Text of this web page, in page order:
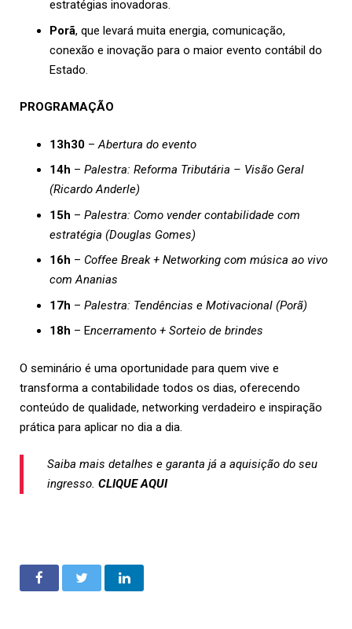
estratégias inovadoras.
Porã, que levará muita energia, comunicação,
conexão e inovação para o maior evento contábil do
Estado.
PROGRAMAÇÃO
13h30–Abertura do evento
14h – Palestra: Reforma Tributária – Visão Geral
(Ricardo Anderle)
15h – Palestra: Como vender contabilidade com
estratégia (Douglas Gomes)
16h – Coffee Break + Networking com música ao vivo
com Ananias
17h – Palestra: Tendências e Motivacional (Porã)
18h – Encerramento + Sorteio de brindes
O seminário é uma oportunidade para quem vive e
transforma a contabilidade todos os dias, oferecendo
conteúdo de qualidade, networking verdadeiro e inspiração
prática para aplicar no dia a dia.
Saiba mais detalhes e garanta já a aquisição do seu
ingresso. CLIQUE AQUI